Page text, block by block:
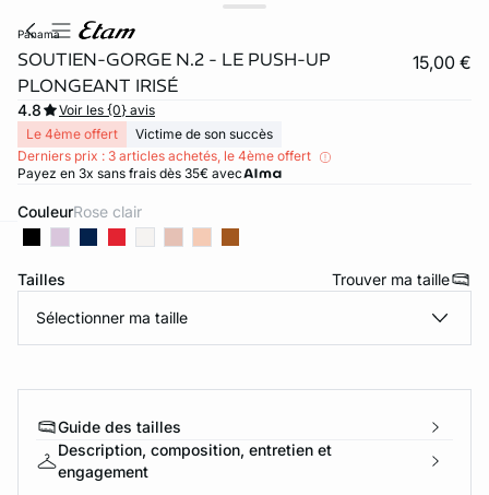
panama
SOUTIEN-GORGE N.2 - LE PUSH-UP
PLONGEANT IRISÉ
15,00 €
4.8
Voir les {0} avis
Le 4ème offert
Victime de son succès
Derniers prix : 3 articles achetés, le 4ème offert
Payez en 3x sans frais dès 35€ avec
Couleur rose clair
Tailles Trouver ma taille
Sélectionner ma taille
Guide des tailles
Description, composition, entretien et
engagement